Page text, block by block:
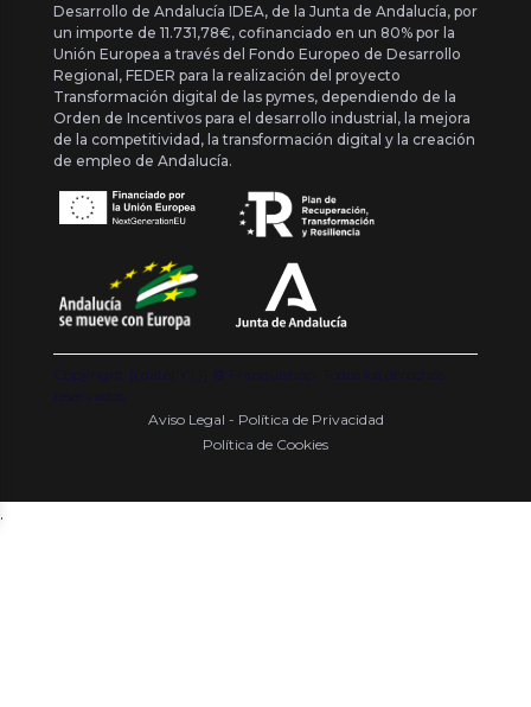
Desarrollo de Andalucía IDEA, de la Junta de Andalucía, por
un importe de 11.731,78€, cofinanciado en un 80% por la
Unión Europea a través del Fondo Europeo de Desarrollo
Regional, FEDER para la realización del proyecto
Transformación digital de las pymes, dependiendo de la
Orden de Incentivos para el desarrollo industrial, la mejora
de la competitividad, la transformación digital y la creación
de empleo de Andalucía.
Copyright {{ date('Y') }} ® Franquishop. Todos los derechos
reservados
Aviso Legal - Política de Privacidad
Política de Cookies
.